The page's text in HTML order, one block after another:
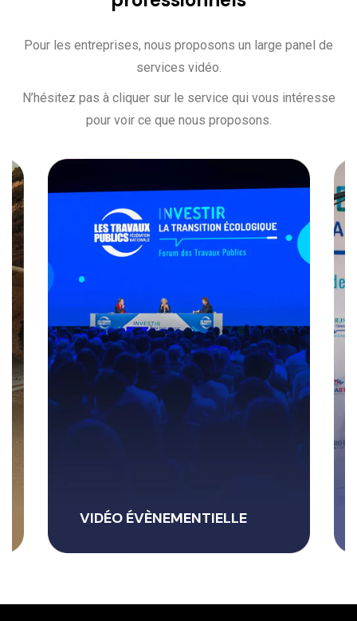
Pour les entreprises, nous proposons un large panel de
services vidéo.
N’hésitez pas à cliquer sur le service qui vous intéresse
pour voir ce que nous proposons.
INTERVIEW